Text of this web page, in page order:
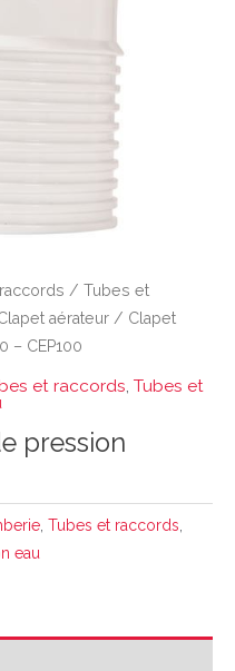
/ Tubes et
aérateur / Clapet
– CEP100
et raccords Tubes et
pression
Tubes et raccords
eau